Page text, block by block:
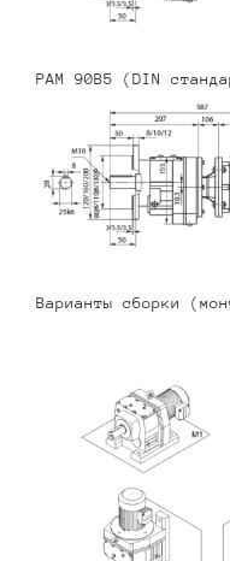
PAM 90B5 (DIN
Варианты сборки